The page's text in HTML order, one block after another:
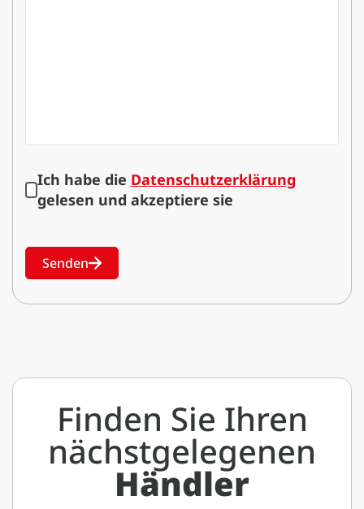
Ich habe die Datenschutzerklärung
gelesen und akzeptiere sie
Senden
Finden Sie Ihren
nächstgelegenen
Händler